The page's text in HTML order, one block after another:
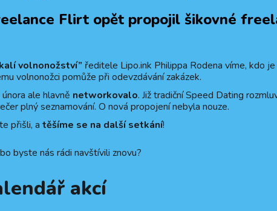
Flirt opět propojil šikovné
volnonožství” ředitele Lipo.ink Philippa Rodena víme, kdo
volnonožci pomůže při odevzdávání zakázek.
ale hlavně networkovalo. Již tradiční Speed Dating
plný seznamování. O nová propojení nebyla nouze.
přišli, a těšíme se na další setkání!
byste nás rádi navštívili znovu?
akcí